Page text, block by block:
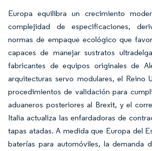
Europa equilibra un crecimiento
complejidad de especificaciones,
normas de empaque ecológico que
capaces de manejar sustratos
fabricantes de equipos originales de
arquitecturas servo modulares, el Reino
procedimientos de validación para
aduaneros posteriores al Brexit, y el
Italia actualiza las enfardadoras de
tapas atadas. A medida que Europa del
baterías para automóviles, la demanda